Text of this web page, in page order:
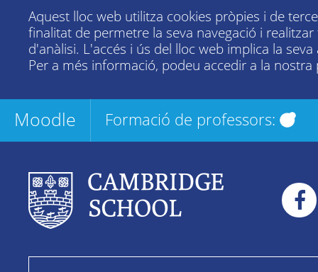
Aquest lloc web utilitza cookies pròpies i de
finalitat de permetre la seva navegació i realitzar
d'anàlisi. L'accés i ús del lloc web implica la seva
Per a més informació, podeu accedir a la nostra
Moodle Formació de professors: